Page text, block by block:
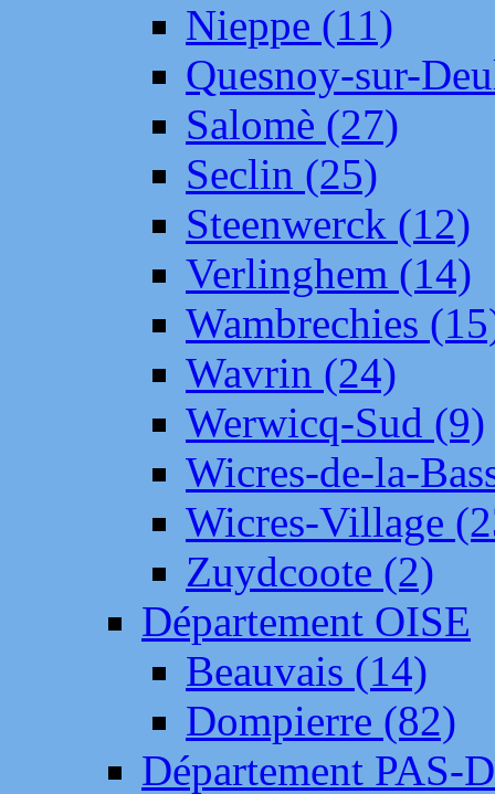
Nieppe (11)
Quesnoy-sur-
Salomè (27)
Seclin (25)
Steenwerck (12)
Verlinghem (14)
Wambrechies
Wavrin (24)
Werwicq-Sud (9)
Wicres-de-la-
Wicres-Village
Zuydcoote (2)
Département OISE
Beauvais (14)
Dompierre (82)
Département PAS-